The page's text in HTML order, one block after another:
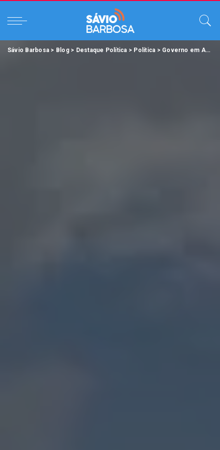
Sávio Barbosa > Blog> Destaque Política > Política > Governo em Ação